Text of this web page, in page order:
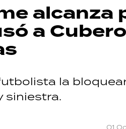
alcanza
a
la
siniestra.
01